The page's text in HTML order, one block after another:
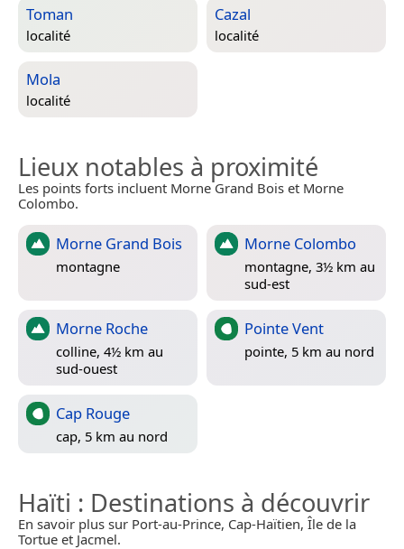
Toman
localité
Cazal
localité
Mola
localité
Lieux notables à proximité
Les points forts incluent Morne Grand Bois et Morne
Colombo.
Morne Grand Bois
montagne
Morne Colombo
montagne, 3½ km au
sud-est
Morne Roche
colline, 4½ km au
sud-ouest
Pointe Vent
pointe, 5 km au nord
Cap Rouge
cap, 5 km au nord
Haïti : Destinations à découvrir
En savoir plus sur Port-au-Prince, Cap-Haïtien, Île de la
Tortue et Jacmel.